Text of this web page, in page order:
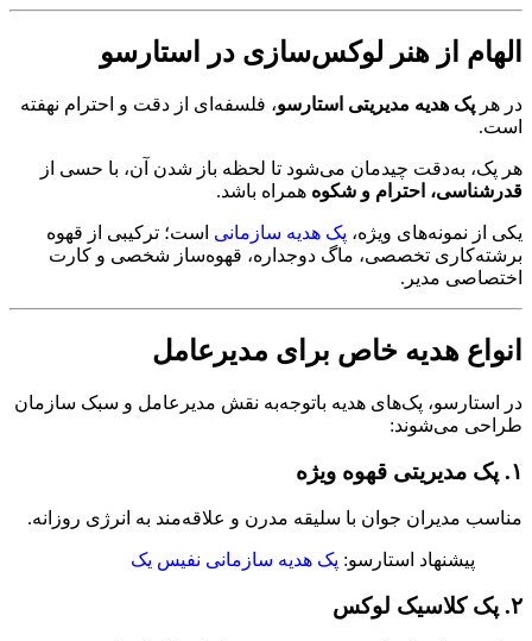
الهام از هنر لوکس‌سازی در استارسو
در هر پک هدیه مدیریتی استارسو، فلسفه‌ای از دقت و احترام نهفته
است.
هر پک، به‌دقت چیدمان می‌شود تا لحظه باز شدن آن، با حسی از
قدرشناسی، احترام و شکوه همراه باشد.
یکی از نمونه‌های ویژه، پک هدیه سازمانی است؛ ترکیبی از قهوه
برشته‌کاری تخصصی، ماگ دوجداره، قهوه‌ساز شخصی و کارت
اختصاصی مدیر.
انواع هدیه خاص برای مدیرعامل
در استارسو، پک‌های هدیه باتوجه‌به نقش مدیرعامل و سبک سازمان
طراحی می‌شوند:
۱. پک مدیریتی قهوه ویژه
مناسب مدیران جوان با سلیقه مدرن و علاقه‌مند به انرژی روزانه.
پیشنهاد استارسو: پک هدیه سازمانی نفیس یک
۲. پک کلاسیک لوکس